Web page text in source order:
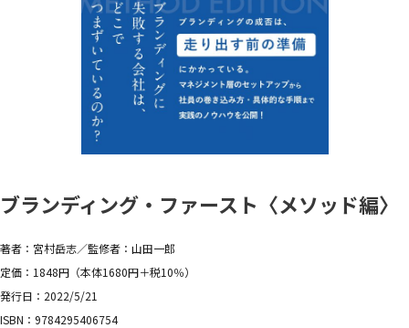
ブランディング・ファースト〈メソッド編〉
著者：宮村岳志／監修者：山田一郎
定価：1848円（本体1680円＋税10％）
発行日：2022/5/21
ISBN：9784295406754